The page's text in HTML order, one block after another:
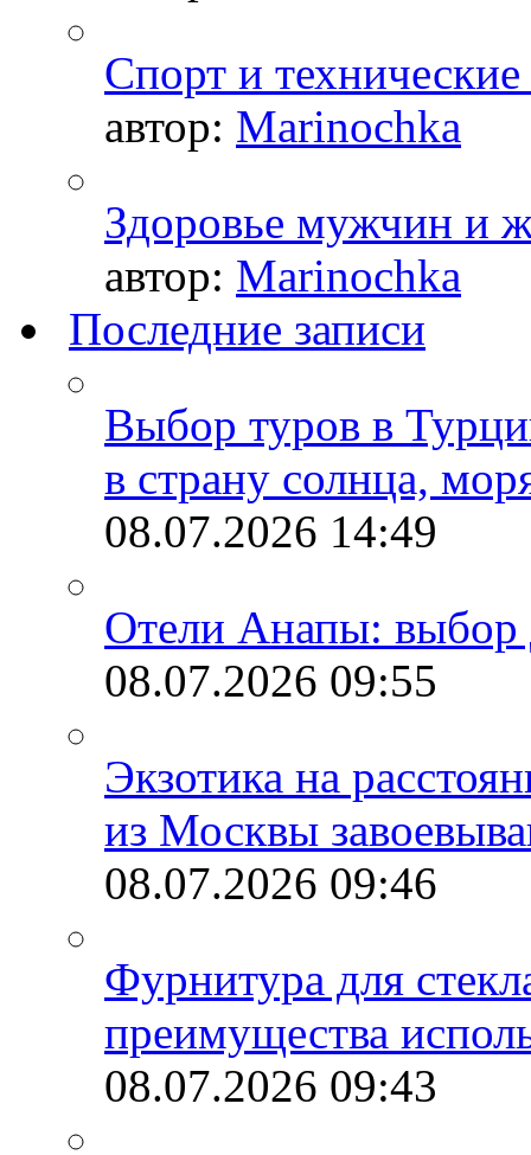
Спорт и
автор: Marinochka
Здоровье мужчин и
автор: Marinochka
Последние записи
Выбор туров в
в страну солнца,
08.07.2026 14:49
Отели Анапы: выбор
08.07.2026 09:55
Экзотика на
из Москвы
08.07.2026 09:46
Фурнитура для
преимущества
08.07.2026 09:43